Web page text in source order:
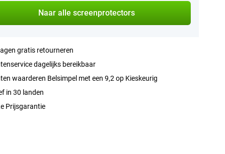
Naar alle screenprotectors
gratis retourneren
dagelijks bereikbaar
waarderen Belsimpel met een 9,2 op Kieskeurig
in 30 landen
Prijsgarantie